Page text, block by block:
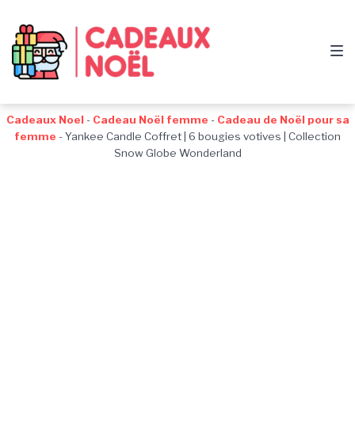
navigation
au
contenu
au
pied
de
Cadeaux Noel - Cadeau Noël femme - Cadeau de Noël pour sa
femme -Yankee Candle Coffret | 6 bougies votives | Collection
Snow Globe Wonderland